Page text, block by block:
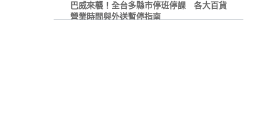
巴威來襲！全台多縣市停班停課 各大百貨
營業時間與外送暫停指南